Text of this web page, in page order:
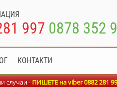
997 0878 352
КОНТАКТИ
случаи -ПИШЕТЕ на viber 0882 281